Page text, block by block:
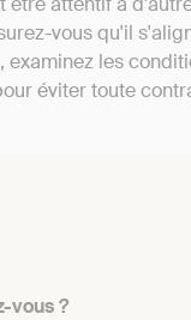
vous qu'il
examinez les
éviter toute
vous ?